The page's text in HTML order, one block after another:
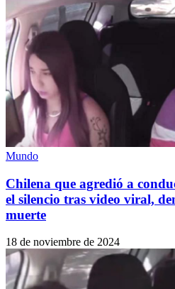
Mundo
Chilena que agredió a
el silencio tras video viral,
muerte
18 de noviembre de 2024